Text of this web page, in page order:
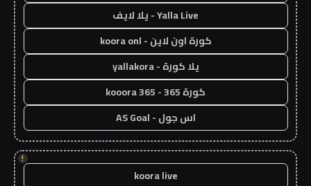
Yalla Live - يلا لايف
كورة اون لاين - koora onl
يلا كورة - yallakora
كورة 365 - kooora 365
اس جول - AS Goal
!
koora live